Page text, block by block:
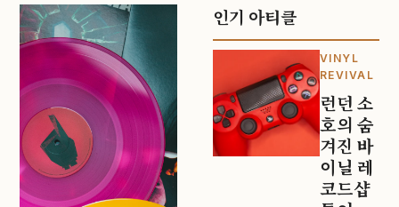
인기 아티클
VINYL
REVIVAL
런던 소
호의 숨
겨진 바
이닐 레
코드샵